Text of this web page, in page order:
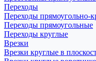
Переходы
Переходы прямоугольно-
Переходы прямоугольные
Переходы круглые
Врезки
Врезки круглые в